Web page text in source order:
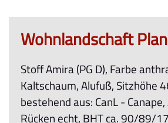
Wohnlandschaft
Stoff Amira (PG D), Farbe
Kaltschaum, Alufuß, Sitzhöhe
bestehend aus: CanL -
Rücken echt, BHT ca. 90/89/